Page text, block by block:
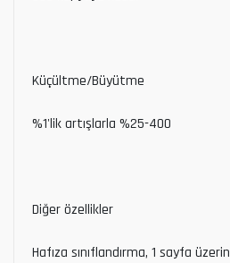
Küçültme/Büyütme
%1'lik artışlarla %25-400
Diğer özellikler
Hafıza sınıflandırma, 1 sayfa